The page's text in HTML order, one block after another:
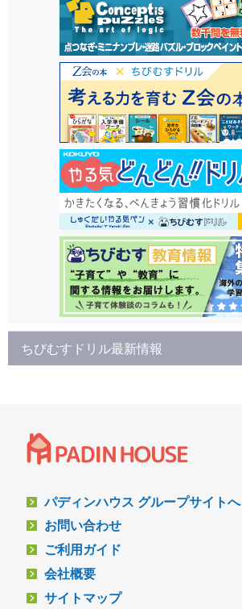
ちびむすドリル最新情報
パディンハウス グループサイトへ
お問い合わせ
ご利用ガイド
会社概要
サイトマップ